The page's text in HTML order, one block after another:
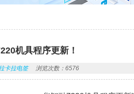
机具程序更新！
卡拉电签 浏览次数：6576